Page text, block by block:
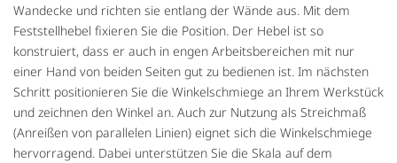
Wandecke und richten sie entlang der Wände aus. Mit dem
Feststellhebel fixieren Sie die Position. Der Hebel ist so
konstruiert, dass er auch in engen Arbeitsbereichen mit nur
einer Hand von beiden Seiten gut zu bedienen ist. Im nächsten
Schritt positionieren Sie die Winkelschmiege an Ihrem Werkstück
und zeichnen den Winkel an. Auch zur Nutzung als Streichmaß
(Anreißen von parallelen Linien) eignet sich die Winkelschmiege
hervorragend. Dabei unterstützen Sie die Skala auf dem